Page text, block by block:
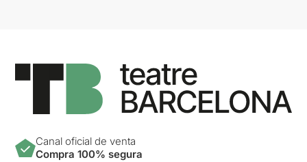
Canal oficial de venta
Compra 100% segura